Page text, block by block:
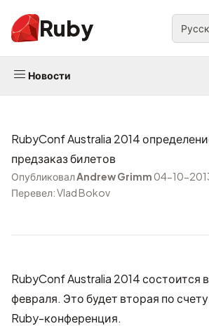
Ruby
Новости
RubyConf Australia 2014
предзаказ билетов
ОпубликовалAndrew Grimm 04-10-
Перевел: Vlad Bokov
RubyConf Australia 2014состоится
февраля. Это будет вторая по
Ruby-конференция.